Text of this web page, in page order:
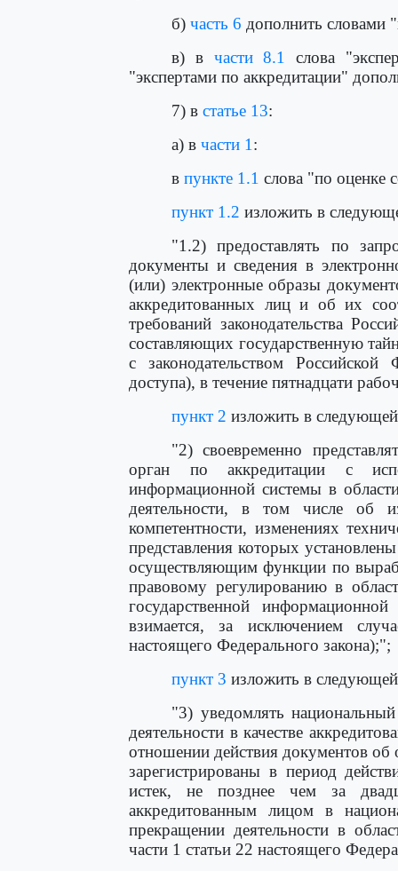
б) часть 6 дополнить словами
в) в части 8.1
слова
"экспертами по аккредитации"
7) в статье 13:
а) в части 1 :
в пункте 1.1 слова "по оценке
пункт 1.2 изложить в
"1.2) предоставлять по
документы и сведения в
(или) электронные образы
аккредитованных лиц и об их
требований законодательства
составляющих государственную
с законодательством
доступа), в течение пятнадцати
пункт 2 изложить в
"2) своевременно
орган по аккредитации с
информационной системы в
деятельности, в том числе об
компетентности, изменениях
представления которых
осуществляющим функции по
правовому регулированию в
государственной
взимается, за исключением
настоящего Федерального закона);";
пункт 3 изложить в
"3) уведомлять
деятельности в качестве
отношении действия документов об
зарегистрированы в период
истек, не позднее чем за
аккредитованным лицом в
прекращении деятельности в
части 1 статьи 22 настоящего